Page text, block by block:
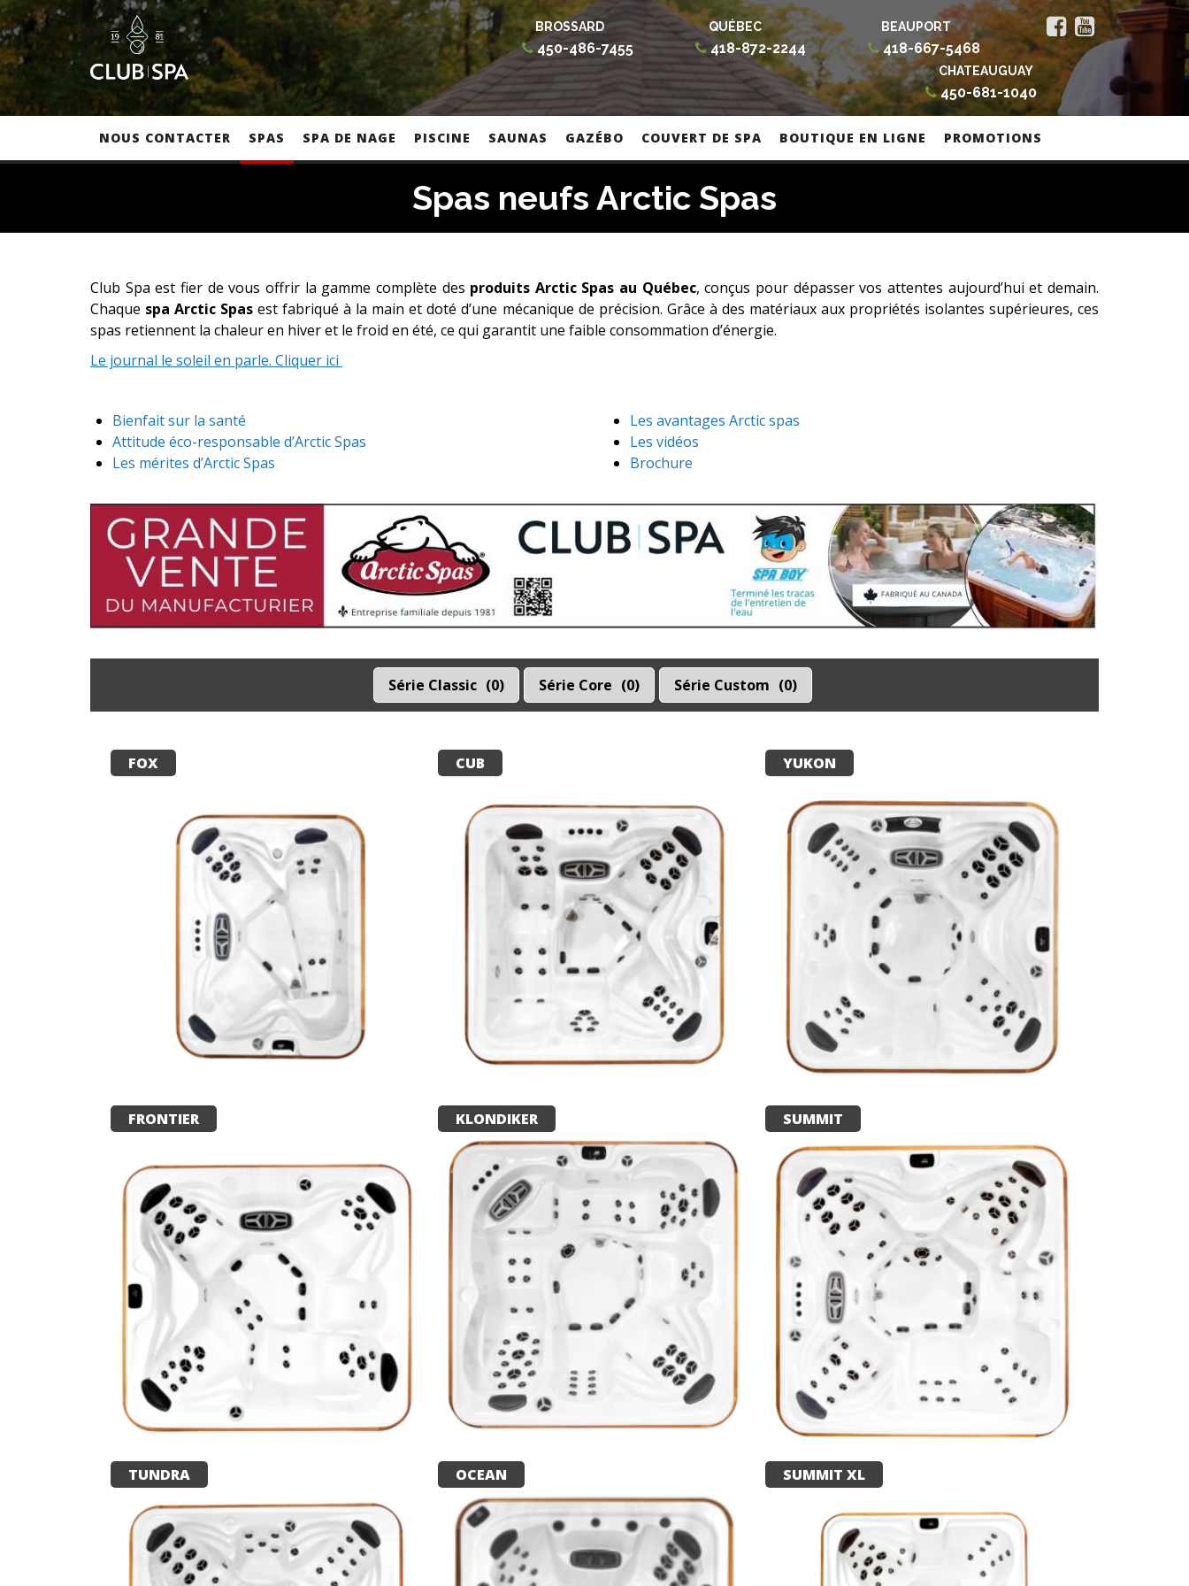
BEAUPORT
418-667-5468
QUÉBEC
418-872-2244
BROSSARD
450-486-7455
CHATEAUGUAY
450-681-1040
NOUS CONTACTER SPAS SPA DE NAGE PISCINE SAUNAS GAZÉBO COUVERT DE SPA BOUTIQUE EN LIGNE PROMOTIONS
Spas neufs Arctic Spas
Club Spa est fier de vous offrir la gamme complète des produits Arctic Spas au Québec, conçus pour dépasser vos attentes aujourd’hui et demain.
Chaque spa Arctic Spas est fabriqué à la main et doté d’une mécanique de précision. Grâce à des matériaux aux propriétés isolantes supérieures, ces
spas retiennent la chaleur en hiver et le froid en été, ce qui garantit une faible consommation d’énergie.
Le journal le soleil en parle. Cliquer ici
Bienfait sur la santé
Attitude éco-responsable d’Arctic Spas
Les mérites d’Arctic Spas
Les avantages Arctic spas
Les vidéos
Brochure
Série Classic 0 Série Core 0 Série Custom 0
FOX CUB YUKON
FRONTIER KLONDIKER SUMMIT
TUNDRA OCEAN SUMMIT XL